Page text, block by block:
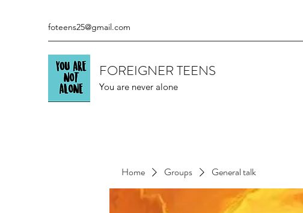
foteens25@gmail.com
FOREIGNER TEENS
You are never alone
Home Groups General talk